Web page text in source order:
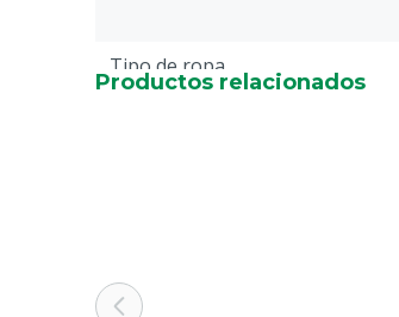
Tipo de ropa
Color
Productos relacionados